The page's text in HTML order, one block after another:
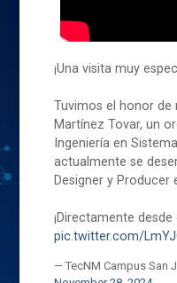
¡Una visita muy
Tuvimos el honor de
Martínez Tovar, un
Ingeniería en
actualmente se
Designer y Producer
¡Directamente
pic.twitter.com/
— TecNM Campus San